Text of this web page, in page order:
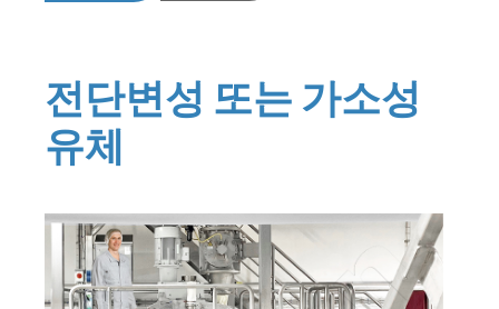
전단변성 또는 가소성
유체